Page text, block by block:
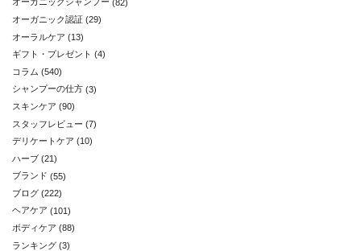
オーガニックシャンプー (82)
オーガニック認証 (29)
オーラルケア (13)
ギフト・プレゼント (4)
コラム (540)
シャンプーの仕方 (3)
スキンケア (90)
スタッフレビュー (7)
デリケートケア (10)
ハーブ (21)
ブランド (55)
ブログ (222)
ヘアケア (101)
ボディケア (88)
ランキング (3)